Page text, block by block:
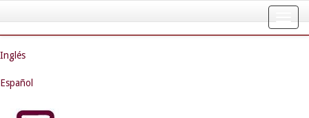
navigation
Inglés
Español